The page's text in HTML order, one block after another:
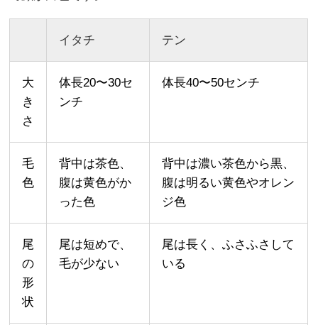
イタチ テン
大
き
さ
体長20〜30セ
ンチ
体長40〜50センチ
毛
色
背中は茶色、
腹は黄色がか
った色
背中は濃い茶色から黒、
腹は明るい黄色やオレン
ジ色
尾
の
形
状
尾は短めで、
毛が少ない
尾は長く、ふさふさして
いる